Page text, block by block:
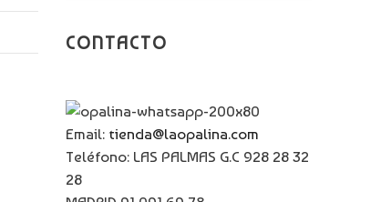
CONTACTO
Email: tienda@laopalina.com
Teléfono: LAS PALMAS G.C 928 28 32
28